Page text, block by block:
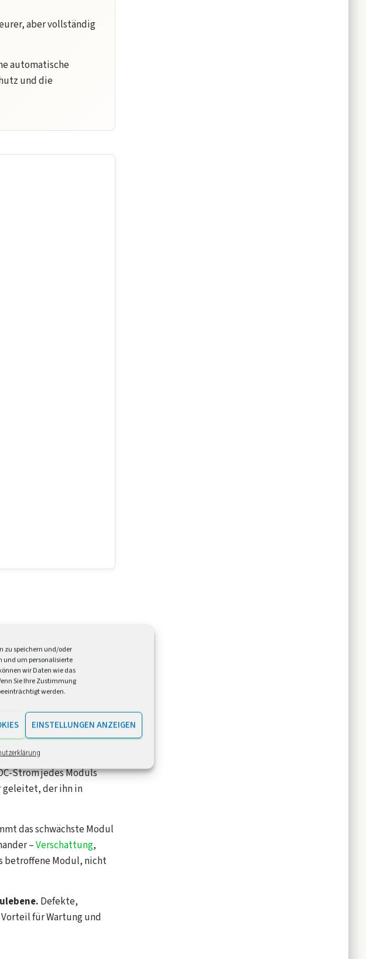
zu speichern und/oder
und um personalisierte
wir Daten wie das
Sie Ihre Zustimmung
werden.
EINSTELLUNGEN ANZEIGEN
aber vollständig
automatische
und die
Bauteil, das
Strom- und
Power Point Tracking)
Strom jedes Moduls
geleitet, der ihn in
das schwächste Modul
–Verschattung,
betroffene Modul, nicht
Defekte,
für Wartung und